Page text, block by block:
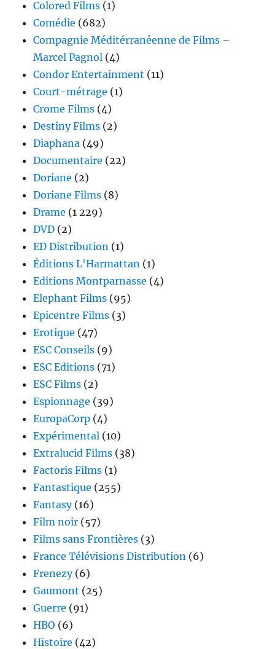
Colored Films (1)
Comédie (682)
Compagnie Méditérranéenne de Films –
Marcel Pagnol (4)
Condor Entertainment (11)
Court-métrage (1)
Crome Films (4)
Destiny Films (2)
Diaphana (49)
Documentaire (22)
Doriane (2)
Doriane Films (8)
Drame (1 229)
DVD (2)
ED Distribution (1)
Éditions L'Harmattan (1)
Editions Montparnasse (4)
Elephant Films (95)
Epicentre Films (3)
Erotique (47)
ESC Conseils (9)
ESC Editions (71)
ESC Films (2)
Espionnage (39)
EuropaCorp (4)
Expérimental (10)
Extralucid Films (38)
Factoris Films (1)
Fantastique (255)
Fantasy(16)
Film noir (57)
Films sans Frontières (3)
France Télévisions Distribution (6)
Frenezy(6)
Gaumont (25)
Guerre (91)
HBO (6)
Histoire (42)